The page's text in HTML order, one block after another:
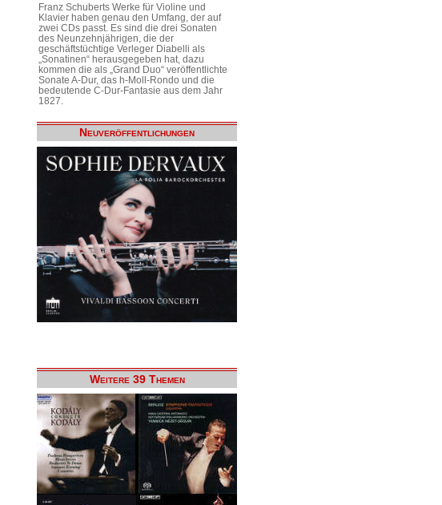
Franz Schuberts Werke für Violine und
Klavier haben genau den Umfang, der auf
zwei CDs passt. Es sind die drei Sonaten
des Neunzehnjährigen, die der
geschäftstüchtige Verleger Diabelli als
„Sonatinen“ herausgegeben hat, dazu
kommen die als „Grand Duo“ veröffentlichte
Sonate A-Dur, das h-Moll-Rondo und die
bedeutende C-Dur-Fantasie aus dem Jahr
1827.
Neuveröffentlichungen
Weitere 39 Themen